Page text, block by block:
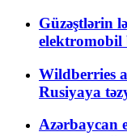
Güzəştlərin
elektromobil
Wildberries
Rusiyaya
Azərbaycan